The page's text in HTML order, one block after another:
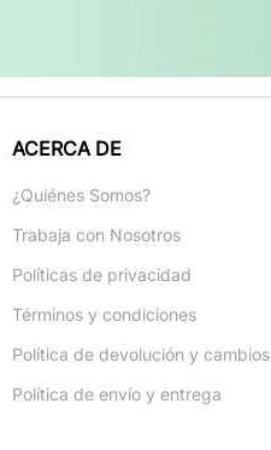
ACERCA DE
¿Quiénes Somos?
Trabaja con Nosotros
Políticas de privacidad
Términos y condiciones
Política de devolución y cambios
Política de envío y entrega